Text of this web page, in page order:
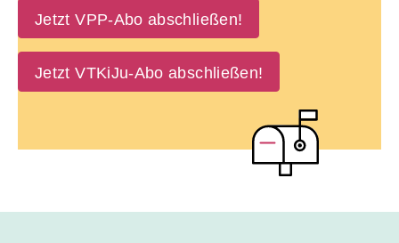
Jetzt VPP-Abo abschließen!
Jetzt VTKiJu-Abo abschließen!